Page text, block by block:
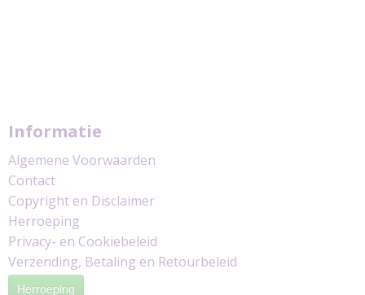
Informatie
Algemene Voorwaarden
Contact
Copyright en Disclaimer
Herroeping
Privacy- en Cookiebeleid
Verzending, Betaling en Retourbeleid
Herroeping